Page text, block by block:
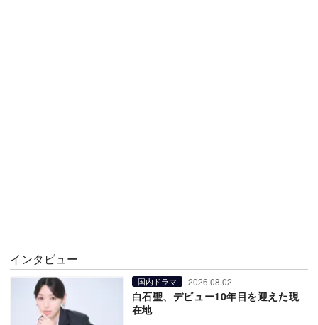
インタビュー
国内ドラマ 2026.08.02
白石聖、デビュー10年目を迎えた現
在地